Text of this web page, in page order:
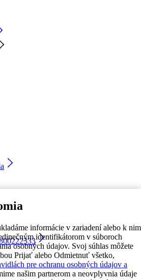
informácie v zariadení alebo k nim
identifikátorom v súboroch
osobných údajov. Svoj súhlas môžete
Prijať alebo Odmietnuť všetko,
pre ochranu osobných údajov a
našim partnerom a neovplyvnia údaje